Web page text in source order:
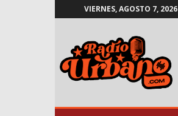
VIERNES, AGOSTO 7, 2026